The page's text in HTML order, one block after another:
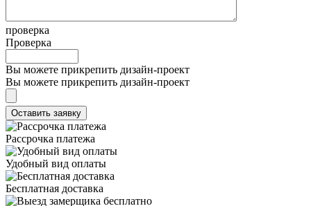
проверка
Проверка
Вы можете прикрепить дизайн-проект
Вы можете прикрепить дизайн-проект
Рассрочка платежа
Удобный вид оплаты
Бесплатная доставка